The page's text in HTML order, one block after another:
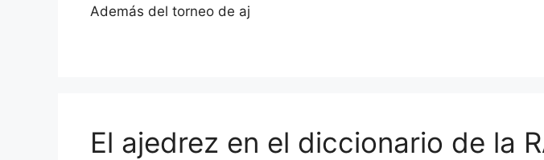
Además del torneo de aj
El ajedrez en el diccionario de la